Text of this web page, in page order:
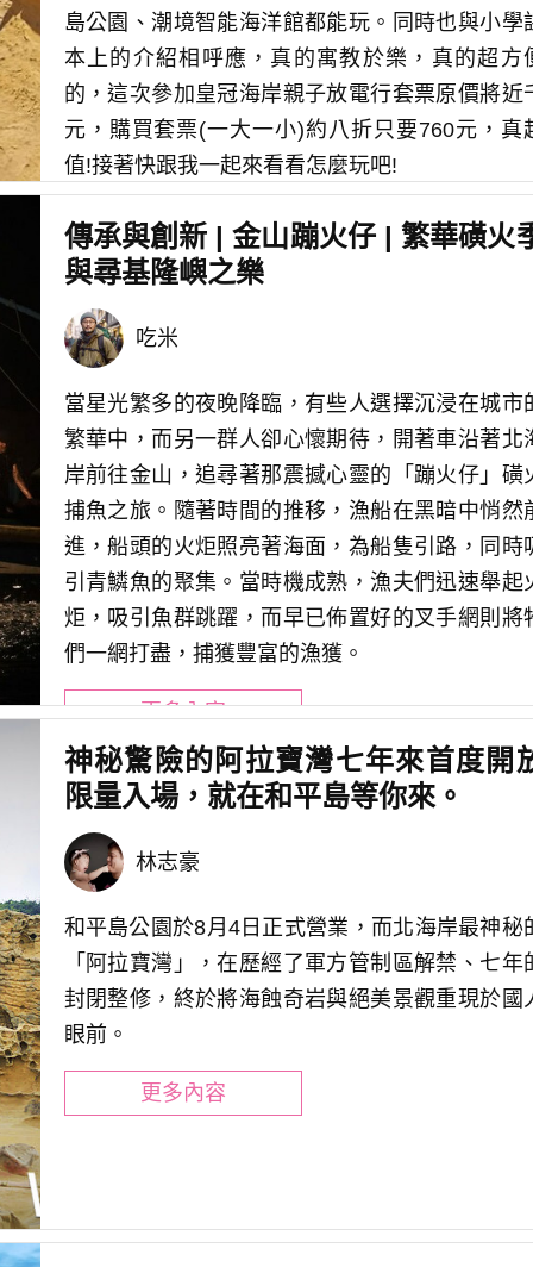
島公園、潮境智能海洋館都能玩。同時也與小學
本上的介紹相呼應，真的寓教於樂，真的超方
的，這次參加皇冠海岸親子放電行套票原價將近
元，購買套票(一大一小)約八折只要760元，真
值!接著快跟我一起來看看怎麼玩吧!
更多內容
傳承與創新 | 金山蹦火仔 | 繁華磺火
與尋基隆嶼之樂
吃米
當星光繁多的夜晚降臨，有些人選擇沉浸在城市
繁華中，而另一群人卻心懷期待，開著車沿著北
岸前往金山，追尋著那震撼心靈的「蹦火仔」磺
捕魚之旅。隨著時間的推移，漁船在黑暗中悄然
進，船頭的火炬照亮著海面，為船隻引路，同時
引青鱗魚的聚集。當時機成熟，漁夫們迅速舉起
炬，吸引魚群跳躍，而早已佈置好的叉手網則將
們一網打盡，捕獲豐富的漁獲。
更多內容
神秘驚險的阿拉寶灣七年來首度開
限量入場，就在和平島等你來。
林志豪
和平島公園於8月4日正式營業，而北海岸最神秘
「阿拉寶灣」，在歷經了軍方管制區解禁、七年
封閉整修，終於將海蝕奇岩與絕美景觀重現於國
眼前。
更多內容